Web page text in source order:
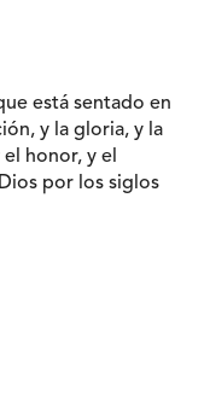
está sentado en
y la gloria, y la
honor, y el
por los siglos